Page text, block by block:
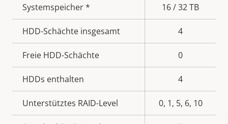
Systemspeicher * 16 / 32 TB
HDD-Schächte insgesamt 4
Freie HDD-Schächte 0
HDDs enthalten 4
Unterstütztes RAID-Level 0, 1, 5, 6, 10